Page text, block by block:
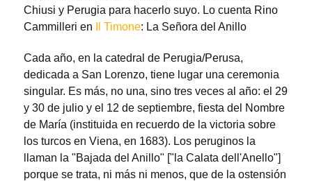
Chiusi y Perugia para hacerlo suyo. Lo cuenta Rino
Cammilleri en
Il Timone: La Señora del Anillo
Cada año, en la catedral de Perugia/Perusa,
dedicada a San Lorenzo, tiene lugar una ceremonia
singular. Es más, no una, sino tres veces al año: el 29
y 30 de julio y el 12 de septiembre, fiesta del Nombre
de María (instituida en recuerdo de la victoria sobre
los turcos en Viena, en 1683). Los peruginos la
llaman la "Bajada del Anillo" ["la Calata dell'Anello"]
porque se trata, ni más ni menos, que de la ostensión